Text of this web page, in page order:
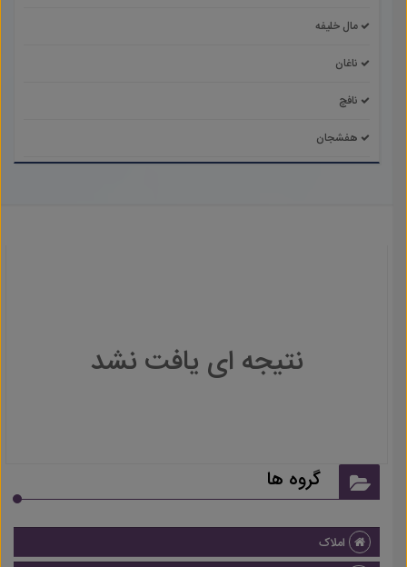
مال خلیفه
ناغان
نافچ
هفشجان
نتیجه ای یافت نشد
گروه ها
املاک